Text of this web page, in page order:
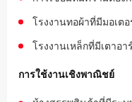
โรงงานทอผ้าที่มีมอเต
โรงงานเหล็กที่มีเตาอ
การใช้งานเชิงพาณิชย์